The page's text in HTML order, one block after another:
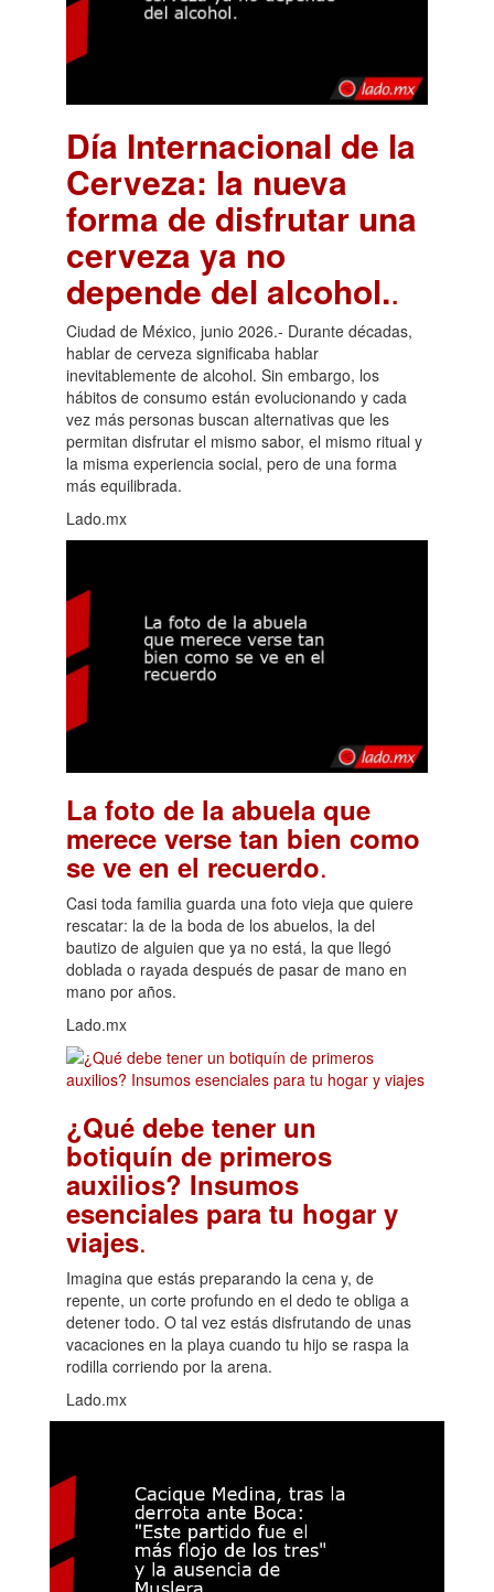
Día Internacional de la
Cerveza: la nueva
forma de disfrutar una
cerveza ya no
depende del alcohol..
Ciudad de México, junio 2026.- Durante décadas,
hablar de cerveza significaba hablar
inevitablemente de alcohol. Sin embargo, los
hábitos de consumo están evolucionando y cada
vez más personas buscan alternativas que les
permitan disfrutar el mismo sabor, el mismo ritual y
la misma experiencia social, pero de una forma
más equilibrada.
Lado.mx
La foto de la abuela que
merece verse tan bien como
se ve en el recuerdo.
Casi toda familia guarda una foto vieja que quiere
rescatar: la de la boda de los abuelos, la del
bautizo de alguien que ya no está, la que llegó
doblada o rayada después de pasar de mano en
mano por años.
Lado.mx
¿Qué debe tener un
botiquín de primeros
auxilios? Insumos
esenciales para tu hogar y
viajes.
Imagina que estás preparando la cena y, de
repente, un corte profundo en el dedo te obliga a
detener todo. O tal vez estás disfrutando de unas
vacaciones en la playa cuando tu hijo se raspa la
rodilla corriendo por la arena.
Lado.mx